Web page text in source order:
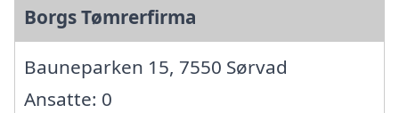
Borgs Tømrerfirma
Bauneparken 15, 7550 Sørvad
Ansatte: 0